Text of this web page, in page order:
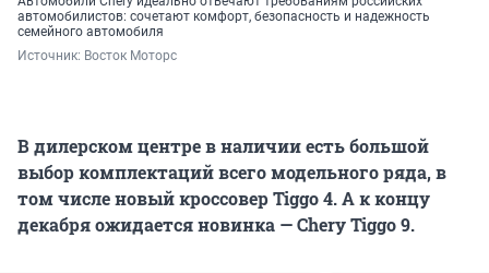
автомобилистов: сочетают комфорт, безопасность и надежность
семейного автомобиля
Источник: Восток Моторс
В дилерском центре в наличии есть большой
выбор комплектаций всего модельного ряда, в
том числе новый кроссовер Tiggo 4. А к концу
декабря ожидается новинка — Chery Tiggo 9.